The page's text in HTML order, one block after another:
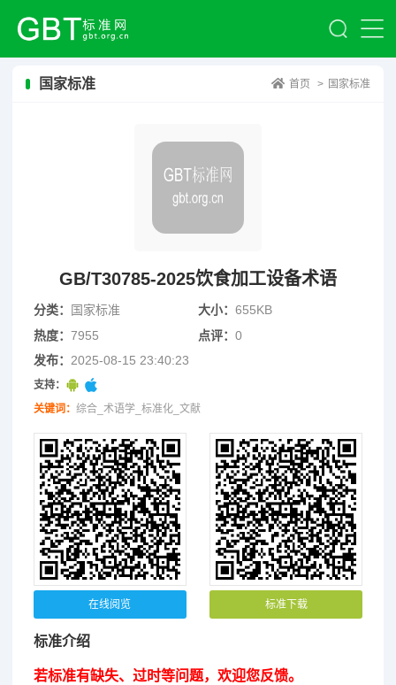
国家标准 首页 > 国家标准
GB/T30785-2025饮食加工设备术语
分类： 国家标准 大小： 655KB
热度： 7955 点评： 0
发布： 2025-08-15 23:40:23
支持：
关键词： 综合_术语学_标准化_文献
在线阅览 标准下载
标准介绍
若标准有缺失、过时等问题，欢迎您反馈。